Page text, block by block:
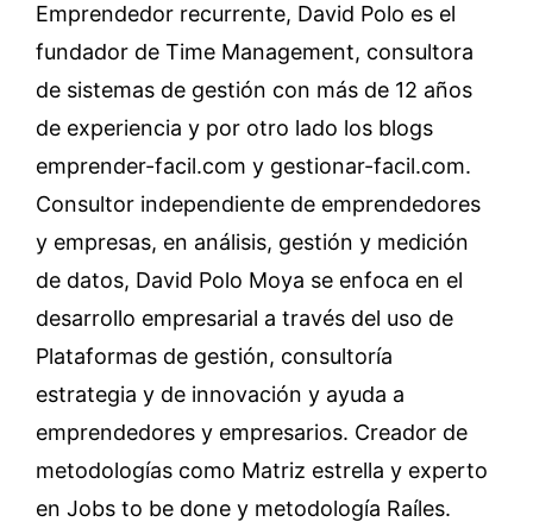
Emprendedor recurrente, David Polo es el
fundador de Time Management, consultora
de sistemas de gestión con más de 12 años
de experiencia y por otro lado los blogs
emprender-facil.com y gestionar-facil.com.
Consultor independiente de emprendedores
y empresas, en análisis, gestión y medición
de datos, David Polo Moya se enfoca en el
desarrollo empresarial a través del uso de
Plataformas de gestión, consultoría
estrategia y de innovación y ayuda a
emprendedores y empresarios. Creador de
metodologías como Matriz estrella y experto
en Jobs to be done y metodología Raíles.